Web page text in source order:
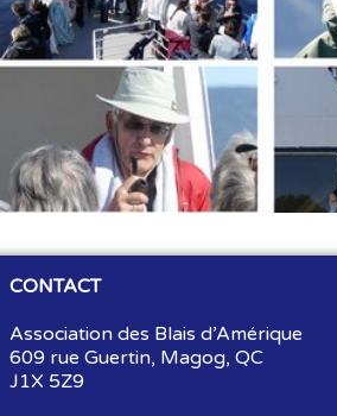
CONTACT
Association des Blais d’Amérique
609 rue Guertin, Magog, QC
J1X 5Z9